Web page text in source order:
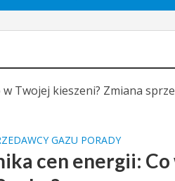
Twojej kieszeni? Zmiana
GAZU PORADY
cen energii: Co